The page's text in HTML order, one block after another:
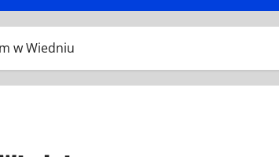
w Wiedniu